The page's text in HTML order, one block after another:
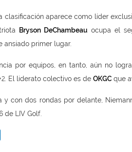
clasificación aparece como líder
Bryson DeChambeau ocupa el
ansiado primer lugar.
por equipos, en tanto, aún no
El liderato colectivo es de OKGC que
y con dos rondas por delante,
de LIV Golf.